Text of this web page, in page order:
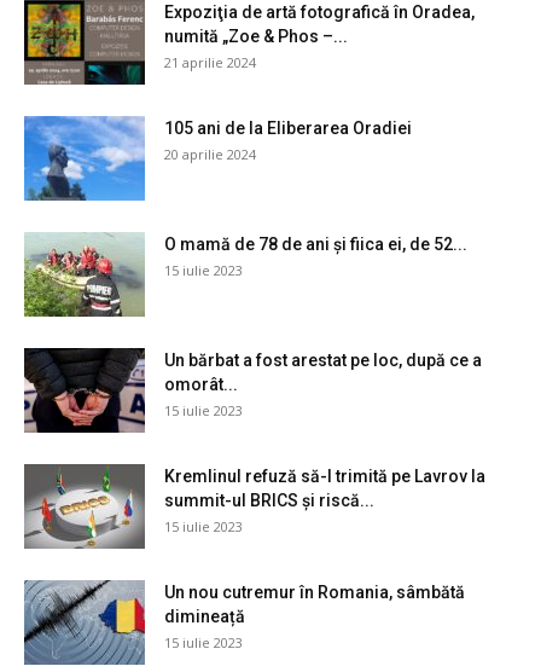
Expoziţia de artă fotografică în Oradea,
numită „Zoe & Phos –...
21 aprilie 2024
105 ani de la Eliberarea Oradiei
20 aprilie 2024
O mamă de 78 de ani și fiica ei, de 52...
15 iulie 2023
Un bărbat a fost arestat pe loc, după ce a
omorât...
15 iulie 2023
Kremlinul refuză să-l trimită pe Lavrov la
summit-ul BRICS și riscă...
15 iulie 2023
Un nou cutremur în Romania, sâmbătă
dimineață
15 iulie 2023